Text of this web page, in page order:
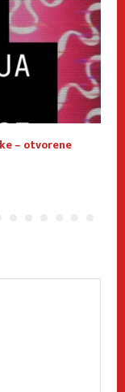
– otvorene